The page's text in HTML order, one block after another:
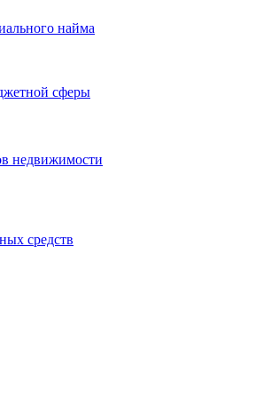
найма
сферы
недвижимости
средств